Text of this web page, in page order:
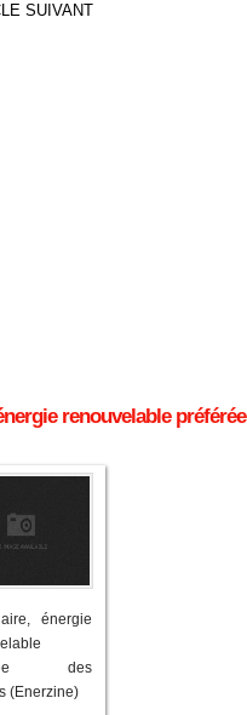
SUIVANT
renouvelable préférée
énergie
des
(Enerzine)